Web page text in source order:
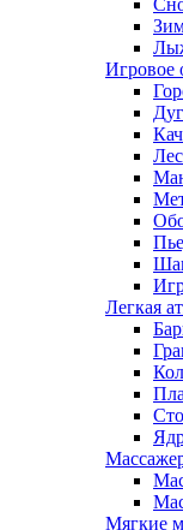
Игровое
Легкая
Мягкие